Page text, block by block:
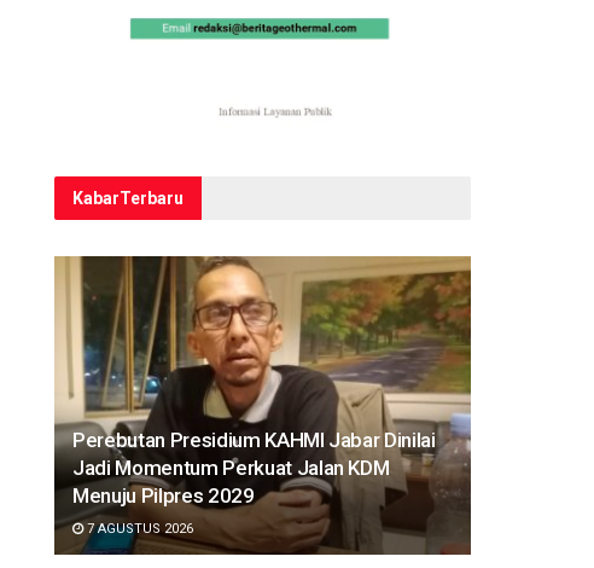
KabarTerbaru
Perebutan Presidium KAHMI Jabar Dinilai
Jadi Momentum Perkuat Jalan KDM
Menuju Pilpres 2029
7 AGUSTUS 2026